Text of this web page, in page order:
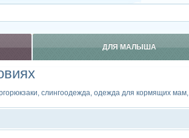
слингоодежда, одежда для кормящих
ДЛЯ МАЛЫША